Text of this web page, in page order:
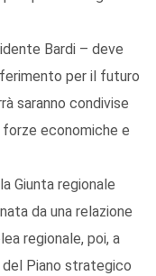
Bardi – deve
per il futuro
saranno condivise
economiche e
Giunta regionale
da una relazione
regionale, poi, a
del Piano strategico